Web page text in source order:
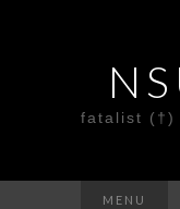
fatalist (†)
MENU